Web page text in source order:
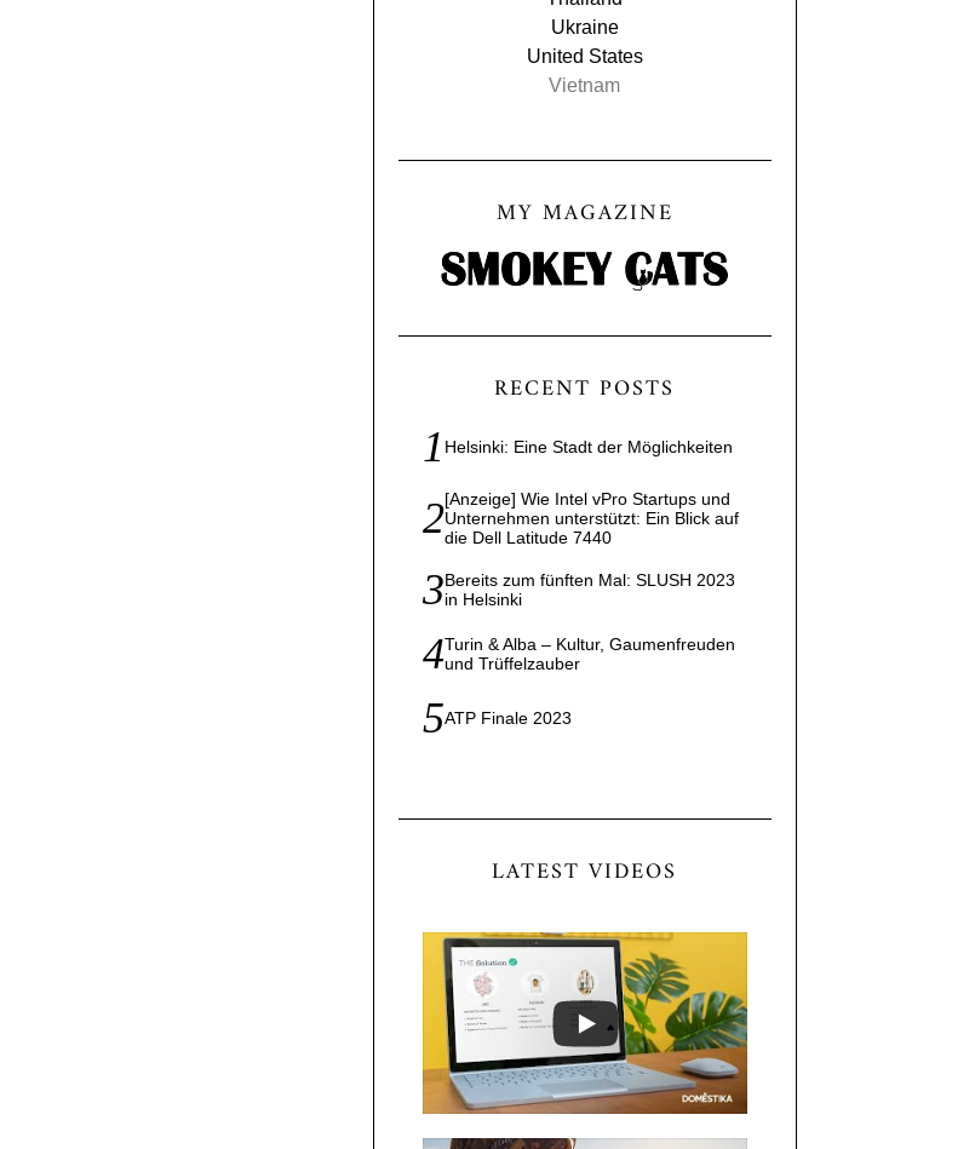
Ukraine
United States
Vietnam
MY MAGAZINE
RECENT POSTS
Helsinki: Eine Stadt der Möglichkeiten
[Anzeige] Wie Intel vPro Startups und
Unternehmen unterstützt: Ein Blick auf
die Dell Latitude 7440
Bereits zum fünften Mal: SLUSH 2023
in Helsinki
Turin & Alba – Kultur, Gaumenfreuden
und Trüffelzauber
ATP Finale 2023
LATEST VIDEOS